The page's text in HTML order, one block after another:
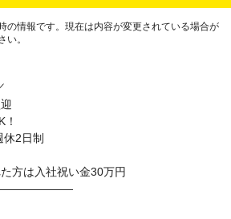
の情報です。現在は内容が変更されている場合が
い。
休2日制
方は入社祝い金30万円